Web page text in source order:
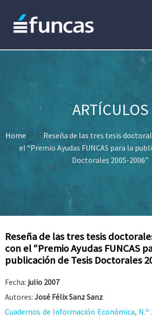
Home
Reseña de las tres tesis
el “Premio Ayudas FUNCAS para la
Doctorales 2005-2006”
Reseña de las tres tesis
con el “Premio Ayudas FUNCAS
publicación de Tesis Doctorales
Fecha: julio 2007
Autores: José Félix Sanz Sanz
Cuadernos de Información Económica,